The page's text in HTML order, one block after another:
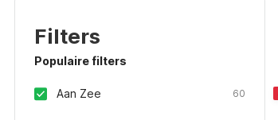
Filters
Populaire filters
Aan Zee 60